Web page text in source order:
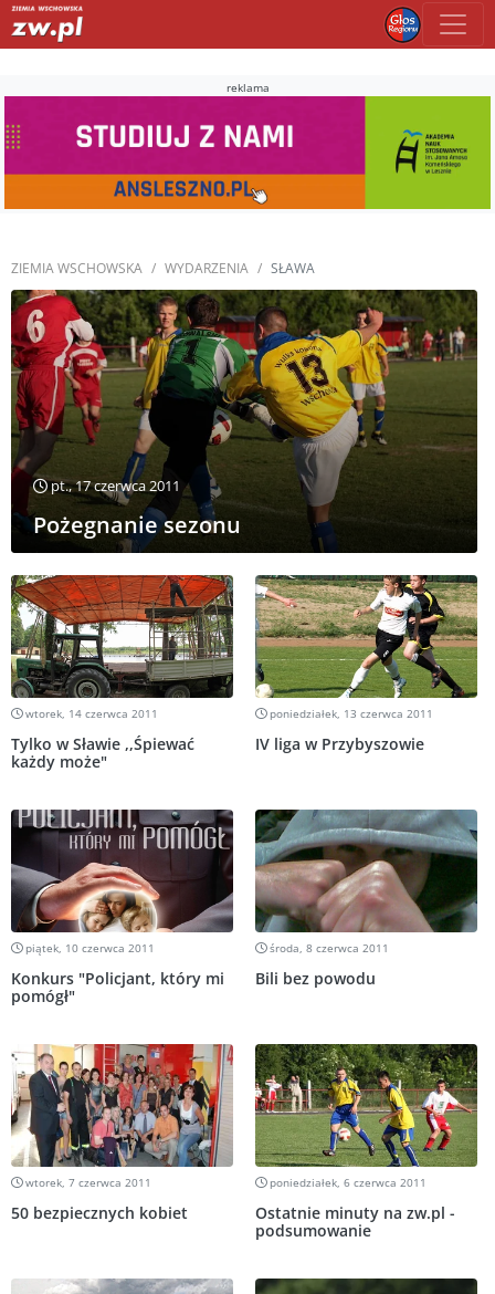
reklama
ZIEMIA WSCHOWSKA WYDARZENIA SŁAWA
pt., 17 czerwca 2011
Pożegnanie sezonu
wtorek, 14 czerwca 2011
Tylko w Sławie ,,Śpiewać
każdy może"
poniedziałek, 13 czerwca 2011
IV liga w Przybyszowie
piątek, 10 czerwca 2011
Konkurs "Policjant, który mi
pomógł"
środa, 8 czerwca 2011
Bili bez powodu
wtorek, 7 czerwca 2011
50 bezpiecznych kobiet
poniedziałek, 6 czerwca 2011
Ostatnie minuty na zw.pl -
podsumowanie